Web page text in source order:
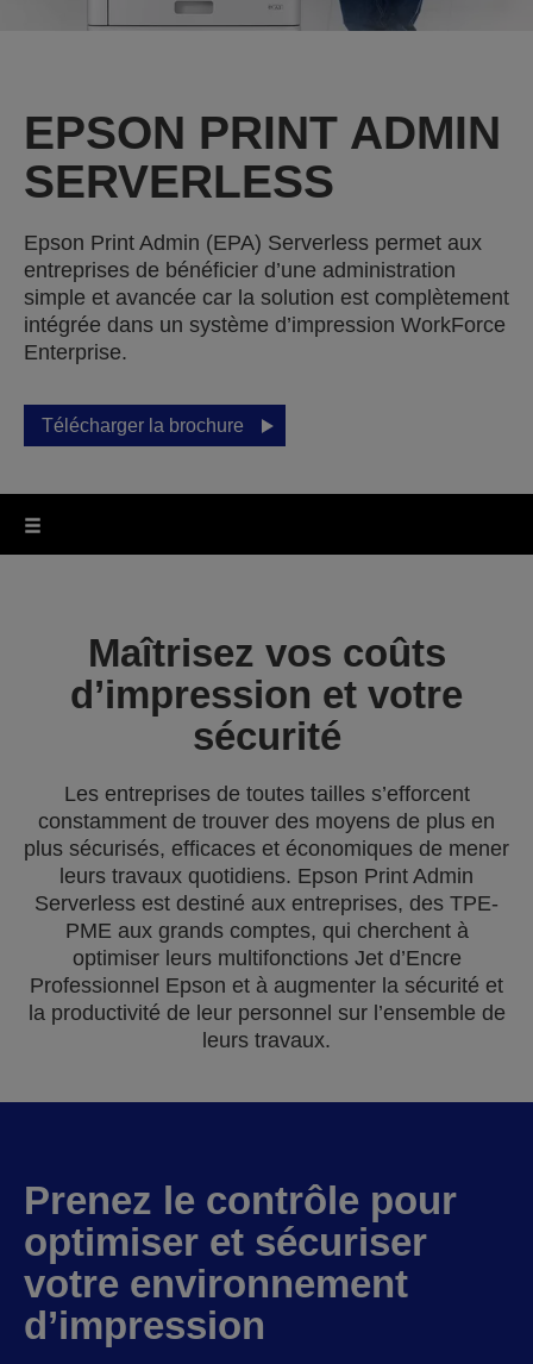
EPSON PRINT ADMIN
SERVERLESS
Epson Print Admin (EPA) Serverless permet aux
entreprises de bénéficier d’une administration
simple et avancée car la solution est complètement
intégrée dans un système d’impression WorkForce
Enterprise.
Télécharger la brochure
Maîtrisez vos coûts
d’impression et votre
sécurité
Les entreprises de toutes tailles s’efforcent
constamment de trouver des moyens de plus en
plus sécurisés, efficaces et économiques de mener
leurs travaux quotidiens. Epson Print Admin
Serverless est destiné aux entreprises, des TPE-
PME aux grands comptes, qui cherchent à
optimiser leurs multifonctions Jet d’Encre
Professionnel Epson et à augmenter la sécurité et
la productivité de leur personnel sur l’ensemble de
leurs travaux.
Prenez le contrôle pour
optimiser et sécuriser
votre environnement
d’impression